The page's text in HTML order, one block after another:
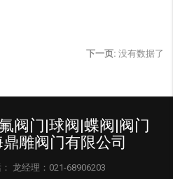
下一页: 没有数据了
阀门|球阀|蝶阀|阀门
雕阀门有限公司
龙经理：021-68906203